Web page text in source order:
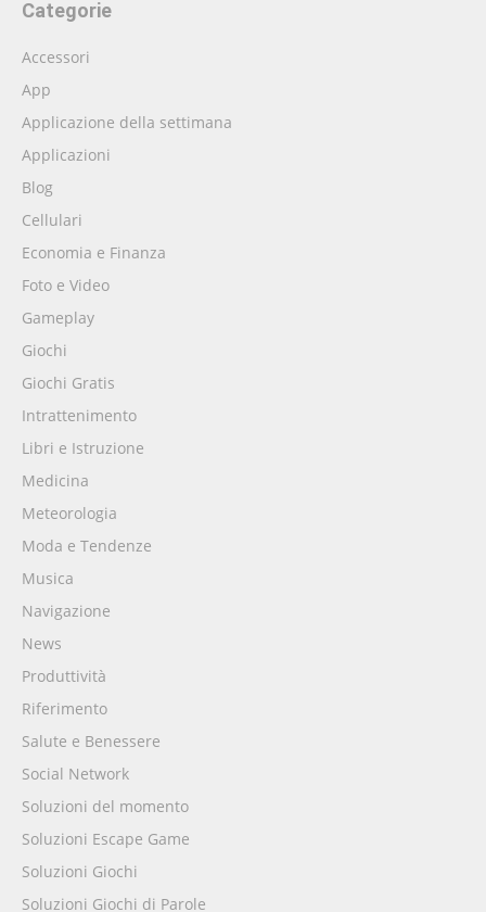
Categorie
Accessori
App
Applicazione della settimana
Applicazioni
Blog
Cellulari
Economia e Finanza
Foto e Video
Gameplay
Giochi
Giochi Gratis
Intrattenimento
Libri e Istruzione
Medicina
Meteorologia
Moda e Tendenze
Musica
Navigazione
News
Produttività
Riferimento
Salute e Benessere
Social Network
Soluzioni del momento
Soluzioni Escape Game
Soluzioni Giochi
Soluzioni Giochi di Parole